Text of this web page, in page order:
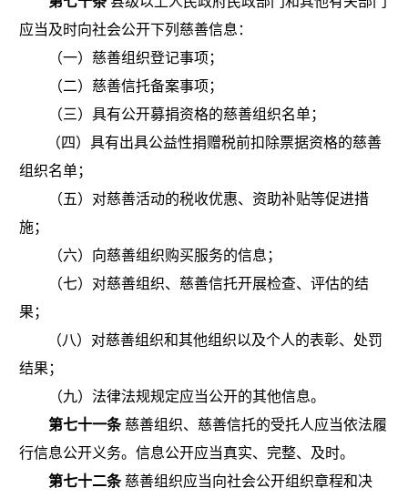
应当及时向社会公开下列慈善信息：
（一）慈善组织登记事项；
（二）慈善信托备案事项；
（三）具有公开募捐资格的慈善组织名单；
（四）具有出具公益性捐赠税前扣除票据资格的慈善
组织名单；
（五）对慈善活动的税收优惠、资助补贴等促进措
施；
（六）向慈善组织购买服务的信息；
（七）对慈善组织、慈善信托开展检查、评估的结
果；
（八）对慈善组织和其他组织以及个人的表彰、处罚
结果；
（九）法律法规规定应当公开的其他信息。
第七十一条 慈善组织、慈善信托的受托人应当依法履
行信息公开义务。信息公开应当真实、完整、及时。
第七十二条 慈善组织应当向社会公开组织章程和决